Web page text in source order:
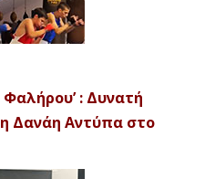
: Δυνατή
Δανάη Αντύπα στο